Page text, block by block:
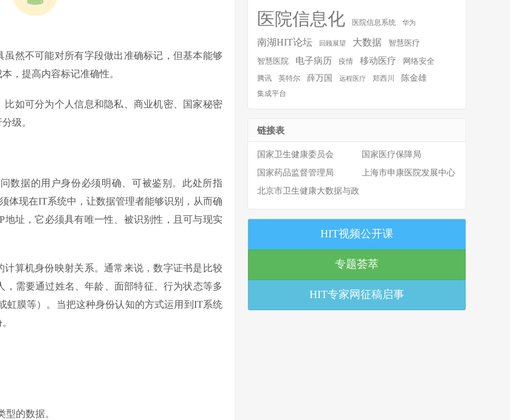
然不可能对所有字段做出准确标记，但基本能够
，提高内容标记准确性。
如可分为个人信息和隐私、商业机密、国家秘密
级。
数据的用户身份必须明确、可被鉴别。此处所指
体现在IT系统中，让数据管理者能够识别，从而确
址，它必须具有唯一性、被识别性，且可与现实
算机身份映射关系。通常来说，数字证书是比较
需要通过姓名、年龄、面部特征、行为状态等多
膜等）。当把这种身份认知的方式运用到IT系统
型的数据。
医院信息化 医院信息系统 华为
南湖HIT论坛 回顾展望 大数据 智慧医疗
智慧医院 电子病历 疫情 移动医疗
网络安全
腾讯
英特尔 薛万国 远程医疗 郑西川 陈金雄
集成平台
链接表
国家卫生健康委员会
国家医疗保障局
国家药品监督管理局
上海市申康医院发展中心
北京市卫生健康大数据与政
HIT视频公开课
专题荟萃
HIT专家网征稿启事